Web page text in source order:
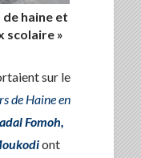
haine et
scolaire »
sur le
de Haine en
Fomoh,
ont